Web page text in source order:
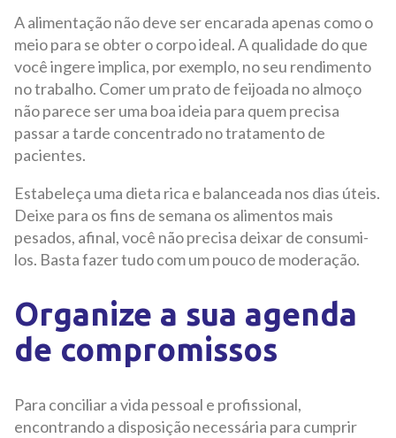
A alimentação não deve ser encarada apenas como o
meio para se obter o corpo ideal. A qualidade do que
você ingere implica, por exemplo, no seu rendimento
no trabalho. Comer um prato de feijoada no almoço
não parece ser uma boa ideia para quem precisa
passar a tarde concentrado no tratamento de
pacientes.
Estabeleça uma dieta rica e balanceada nos dias úteis.
Deixe para os fins de semana os alimentos mais
pesados, afinal, você não precisa deixar de consumi-
los. Basta fazer tudo com um pouco de moderação.
Organize a sua agenda
de compromissos
Para conciliar a vida pessoal e profissional,
encontrando a disposição necessária para cumprir